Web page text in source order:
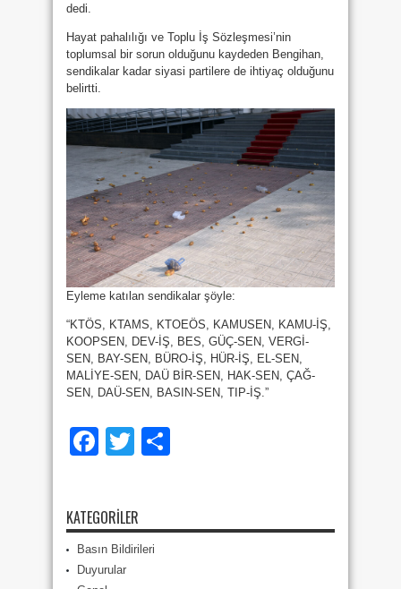
dedi.
Hayat pahalılığı ve Toplu İş Sözleşmesi’nin
toplumsal bir sorun olduğunu kaydeden Bengihan,
sendikalar kadar siyasi partilere de ihtiyaç olduğunu
belirtti.
Eyleme katılan sendikalar şöyle:
“KTÖS, KTAMS, KTOEÖS, KAMUSEN, KAMU-İŞ,
KOOPSEN, DEV-İŞ, BES, GÜÇ-SEN, VERGİ-
SEN, BAY-SEN, BÜRO-İŞ, HÜR-İŞ, EL-SEN,
MALİYE-SEN, DAÜ BİR-SEN, HAK-SEN, ÇAĞ-
SEN, DAÜ-SEN, BASIN-SEN, TIP-İŞ.”
Facebook
Twitter
KATEGORILER
Basın Bildirileri
Duyurular